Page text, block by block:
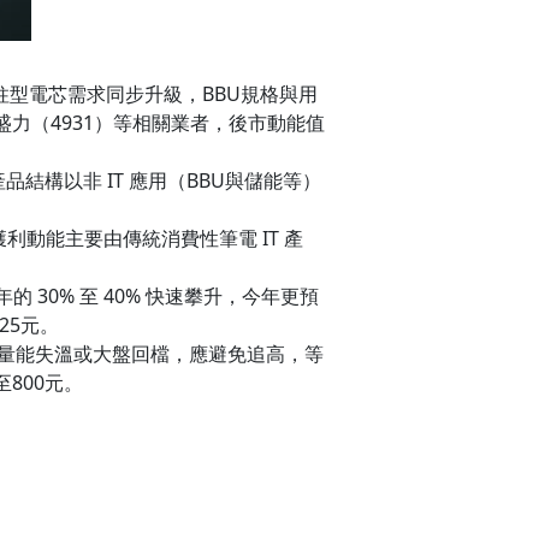
電芯需求同步升級，BBU規格與用
力（4931）等相關業者，後市動能值
結構以非 IT 應用（BBU與儲能等）
動能主要由傳統消費性筆電 IT 產
30% 至 40% 快速攀升，今年更預
元。
能失溫或大盤回檔，應避免追高，等
元。